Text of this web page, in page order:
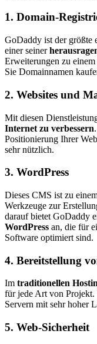
1. Domain-
GoDaddy ist der größte
einer seiner
Erweiterungen zu
Sie Domainnamen
2. Websites und
Mit diesen
Internet zu verbessern
Positionierung Ihrer
sehr nützlich.
3. WordPress
Dieses CMS ist zu
Werkzeuge zur
darauf bietet GoDaddy
WordPress an, die für
Software optimiert sind.
4. Bereitstellung
Im traditionellen
für jede Art von Projekt.
Servern mit sehr hoher
5. Web-Sicherheit